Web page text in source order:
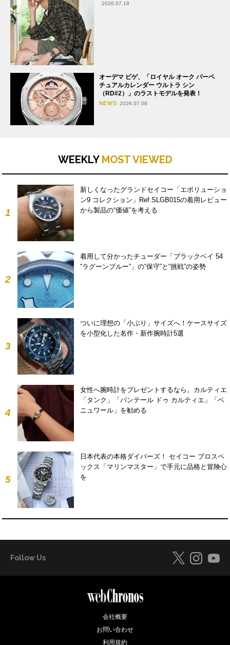
2026.07.18
オーデマ ピゲ、「ロイヤル オーク パーペ
チュアルカレンダー ウルトラ シン
（RD#2）」のラストモデルを発表！
NEWS 2026.07.08
WEEKLY MOST VIEWED
1
新しくなったグランドセイコー「エボリューショ
ン9 コレクション」Ref.SLGB015の着用レビュー
から製品の“価値”を考える
2
着用して分かったチューダー「ブラックベイ 54
“ラグーンブルー”」の“保守”と“挑戦”の姿勢
3
ついに理想の「小ぶり」サイズへ！ケースサイズ
を小型化した名作・新作腕時計5選
4
女性へ腕時計をプレゼントするなら。カルティエ
「タンク」「パンテール ドゥ カルティエ」「ベ
ニュワール」を勧める
5
日本代表の本格ダイバーズ！ セイコー プロスペ
ックス「マリンマスター」で手元に品格と冒険心
を
Follow Us
会社概要
お問い合わせ
利用規約